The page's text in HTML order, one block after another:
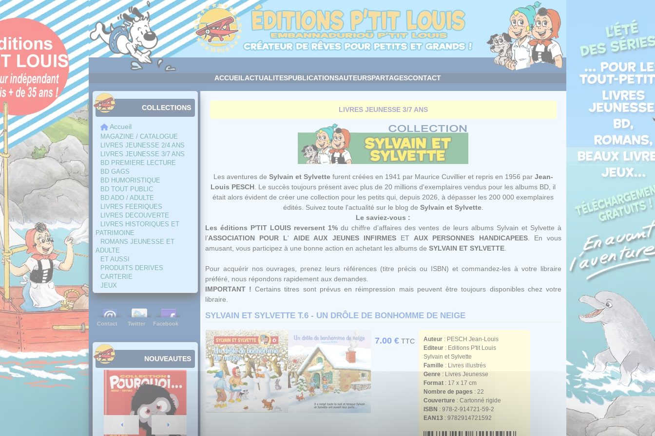
ACCUEILACTUALITESPUBLICATIONSAUTEURSPARTAGESCONTACT
COLLECTIONS
Accueil
MAGAZINE / CATALOGUE
LIVRES JEUNESSE 2/4 ANS
LIVRES JEUNESSE 3/7 ANS
BD PREMIERE LECTURE
BD GAGS
BD HUMORISTIQUE
BD TOUT PUBLIC
BD ADO / ADULTE
LIVRES FEERIQUES
LIVRES DECOUVERTE
LIVRES HISTORIQUES ET
PATRIMOINE
ROMANS JEUNESSE ET
ADULTE
ET AUSSI
PRODUITS DERIVES
CARTERIE
JEUX
Contact Twitter Facebook
NOUVEAUTES
LIVRES JEUNESSE 3/7 ANS
Les aventures de Sylvain et Sylvettefurent créées en 1941 par Maurice Cuvillier et repris en 1956 par Jean-
Louis PESCH . Le succès toujours présent avec plus de 20 millions d'exemplaires vendus pour les albums BD, il
était alors évident de créer une collection pour les petits qui, depuis 2026, à dépasser les 200 000 exemplaires
édités. Suivez toute l'actualité sur le blog de Sylvain et Sylvette.
Le saviez-vous :
Les éditions P'TIT LOUIS reversent 1% du chiffre d’affaires des ventes de leurs albums Sylvain et Sylvette à
l’ASSOCIATION POUR L' AIDE AUX JEUNES INFIRMESET AUX PERSONNES HANDICAPEES. En vous
amusant, vous participez à une bonne action en achetant les albums de SYLVAIN ET SYLVETTE.
Pour acquérir nos ouvrages, prenez leurs références (titre précis ou ISBN) et commandez-les à votre libraire
préféré, nous répondons rapidement aux demandes.
IMPORTANT ! Certains titres sont prévus en réimpression mais peuvent être toujours disponibles chez votre
libraire.
SYLVAIN ET SYLVETTE T.6 - UN DRÔLE DE BONHOMME DE NEIGE
7.00 €TTC Auteur: PESCH Jean-Louis
Editeur: Editions P'tit Louis
Sylvain et Sylvette
Famille: Livres illustrés
Genre: Livres Jeunesse
Format: 17 x 17 cm
Nombre de pages : 22
Couverture: Cartonné rigide
ISBN : 978-2-914721-59-2
EAN13 : 9782914721592
Panneau de gestion des cookies